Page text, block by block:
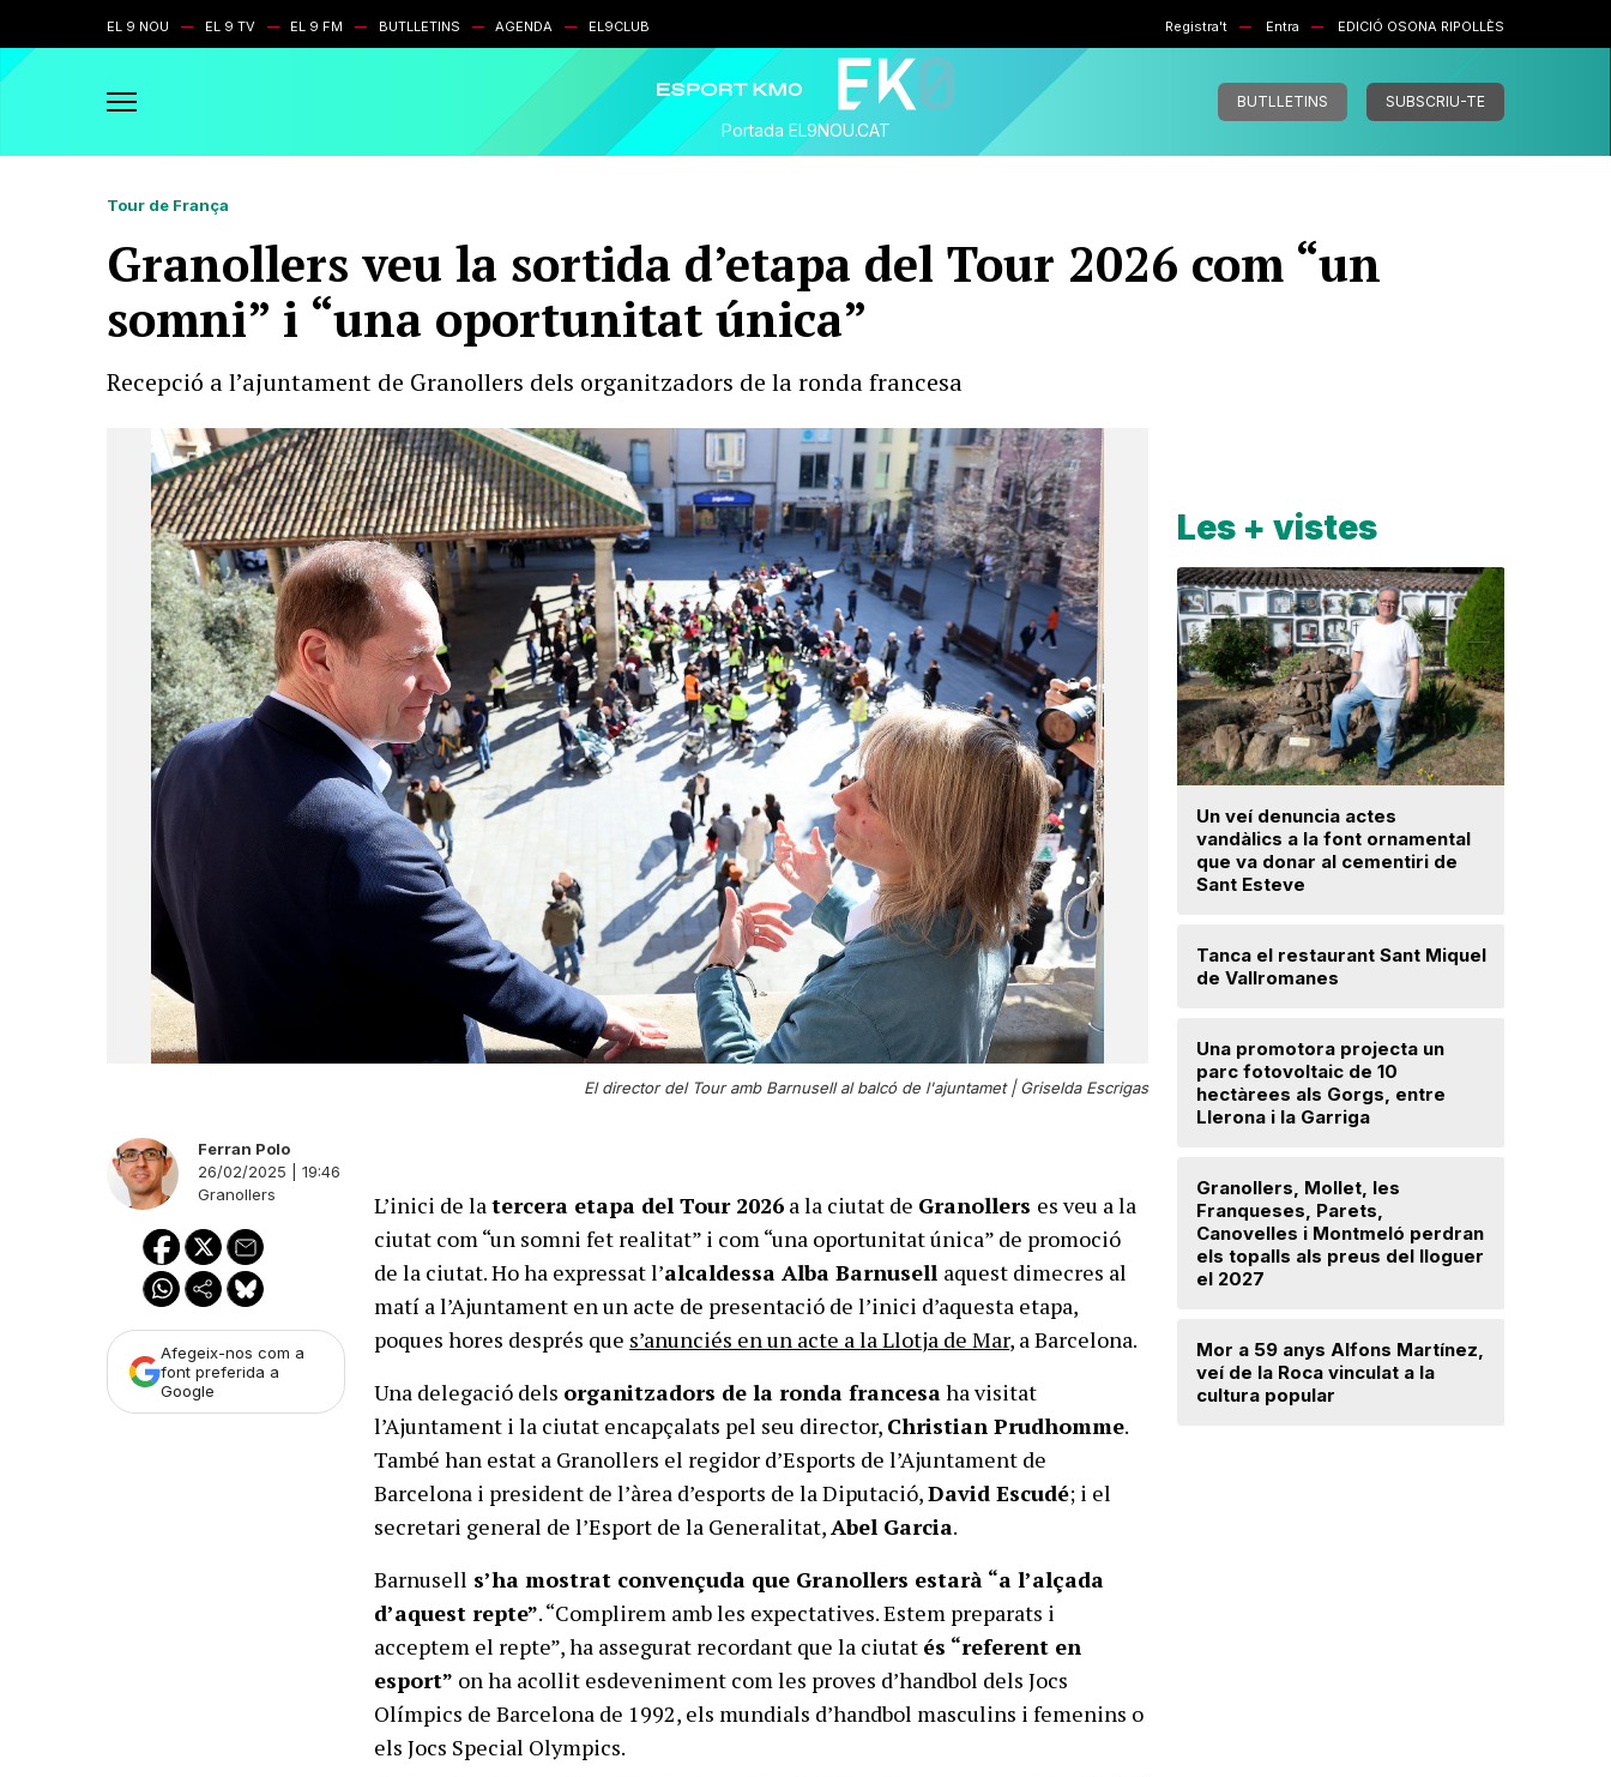
EL 9 NOU EL 9 TV EL 9 FM BUTLLETINS AGENDA EL9CLUB Registra't Entra EDICIÓ OSONA RIPOLLÈS
Portada EL9NOU.CAT
BUTLLETINS SUBSCRIU-TE
Tour de França
Granollers veu la sortida d’etapa del Tour 2026 com “un
somni” i “una oportunitat única”
Recepció a l’ajuntament de Granollers dels organitzadors de la ronda francesa
El director del Tour amb Barnusell al balcó de l'ajuntamet |Griselda Escrigas
Ferran Polo
26/02/2025 | 19:46
Granollers
Afegeix-nos com a
font preferida a
Google
L’inici de latercera etapa del Tour 2026 a la ciutat de Granollers es veu a la
ciutat com “un somni fet realitat” i com “una oportunitat única” de promoció
de la ciutat. Ho ha expressat l’alcaldessa Alba Barnusell aquest dimecres al
matí a l’Ajuntament en un acte de presentació de l’inici d’aquesta etapa,
poques hores després que s’anunciés en un acte a la Llotja de Mar, a Barcelona.
Una delegació dels organitzadors de la ronda francesaha visitat
l’Ajuntament i la ciutat encapçalats pel seu director, Christian Prudhomme.
També han estat a Granollers el regidor d’Esports de l’Ajuntament de
Barcelona i president de l’àrea d’esports de la Diputació,David Escudé; i el
secretari general de l’Esport de la Generalitat,Abel Garcia.
Barnusell s’ha mostrat convençuda que Granollers estarà “a l’alçada
d’aquest repte”. “Complirem amb les expectatives. Estem preparats i
acceptem el repte”, ha assegurat recordant que la ciutat és “referent en
esport” on ha acollit esdeveniment com les proves d’handbol dels Jocs
Olímpics de Barcelona de 1992, els mundials d’handbol masculins i femenins o
els Jocs Special Olympics.
Les + vistes
Un veí denuncia actes
vandàlics a la font ornamental
que va donar al cementiri de
Sant Esteve
Tanca el restaurant Sant Miquel
de Vallromanes
Una promotora projecta un
parc fotovoltaic de 10
hectàrees als Gorgs, entre
Llerona i la Garriga
Granollers, Mollet, les
Franqueses, Parets,
Canovelles i Montmeló perdran
els topalls als preus del lloguer
el 2027
Mor a 59 anys Alfons Martínez,
veí de la Roca vinculat a la
cultura popular